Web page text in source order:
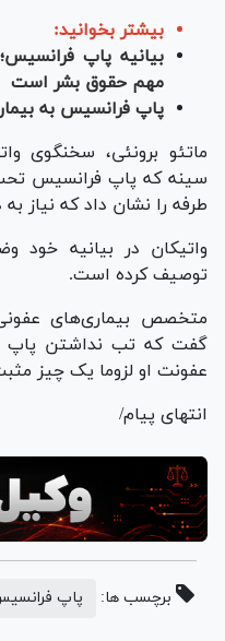
بیشتر بخوانید:
بیانیه پاپ
مهم حقوق بشر است
پاپ فرانسیس به
ماتئو برونئی، سخنگوی
سینه که پاپ فرانسیس
طرفه را نشان داد که نیاز
واتیکان در بیانیه خود
توصیف کرده است.
متخصص بیماری‌های
گفت که تب نداشتن پاپ
عفونت او لزوما یک چیز
انتهای پیام/
برچسب ها: پاپ